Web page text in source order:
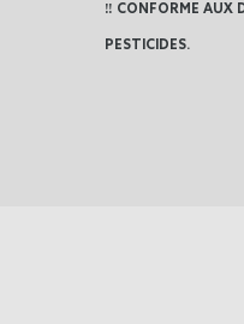
‼️ CONFORME AUX
PESTICIDES.